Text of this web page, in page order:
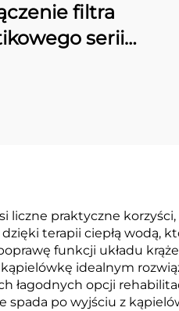
filtra
serii
praktyczne
terapii ciepłą wodą,
funkcji układu
idealnym
łagodnych opcji
po wyjściu z